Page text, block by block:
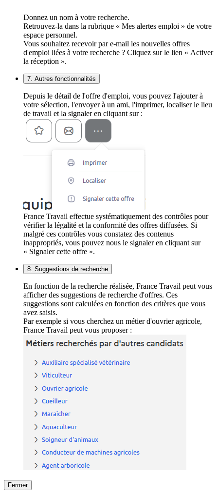
Donnez un nom à votre recherche.
Retrouvez-la dans la rubrique « Mes alertes emploi » de votre
espace personnel.
Vous souhaitez recevoir par e-mail les nouvelles offres
d'emploi liées à votre recherche ? Cliquez sur le lien « Activer
la réception ».
7. Autres fonctionnalités
Depuis le détail de l'offre d'emploi, vous pouvez l'ajouter à
votre sélection, l'envoyer à un ami, l'imprimer, localiser le lieu
de travail et la signaler en cliquant sur :
France Travail effectue systématiquement des contrôles pour
vérifier la légalité et la conformité des offres diffusées. Si
malgré ces contrôles vous constatez des contenus
inappropriés, vous pouvez nous le signaler en cliquant sur
« Signaler cette offre ».
8. Suggestions de recherche
En fonction de la recherche réalisée, France Travail peut vous
afficher des suggestions de recherche d'offres. Ces
suggestions sont calculées en fonction des critères que vous
avez saisis.
Par exemple si vous cherchez un métier d'ouvrier agricole,
France Travail peut vous proposer :
Fermer